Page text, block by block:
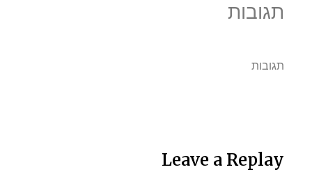
תגובות
תגובות
Leave a Replay